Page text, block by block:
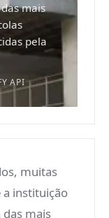
mais
pela
API
muitas
a instituição
das mais